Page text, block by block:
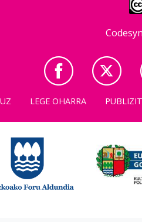
LEGE OHARRA